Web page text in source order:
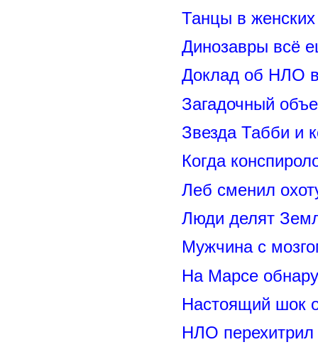
Танцы в женских
Динозавры всё
Доклад об НЛО
Загадочный
Звезда Табби и
Когда
Леб сменил
Люди делят
Мужчина с
На Марсе
Настоящий шок
НЛО перехитрил